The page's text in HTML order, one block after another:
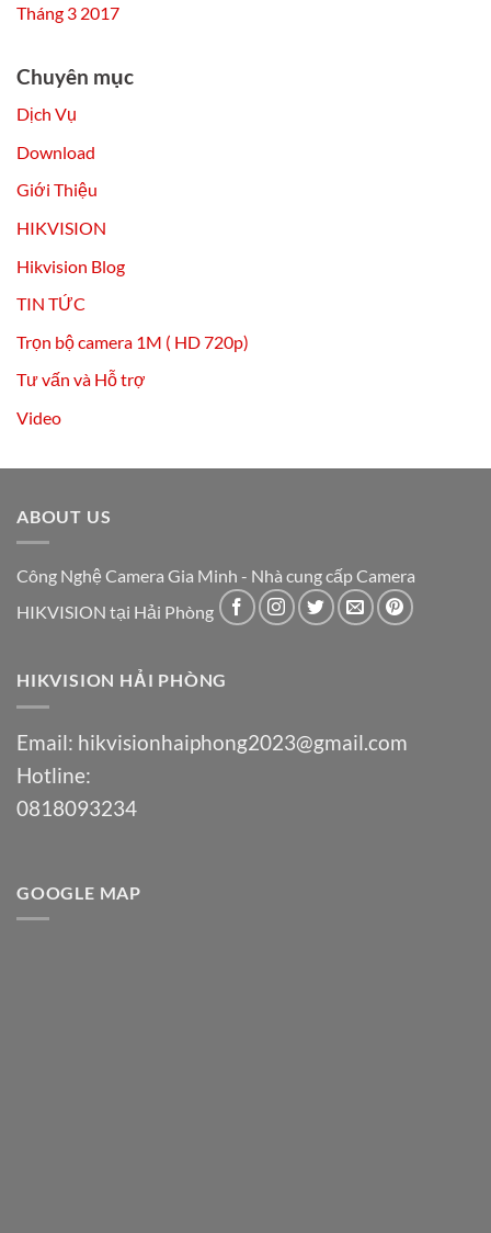
Tháng 3 2017
Chuyên mục
Dịch Vụ
Download
Giới Thiệu
HIKVISION
Hikvision Blog
TIN TỨC
Trọn bộ camera 1M ( HD 720p)
Tư vấn và Hỗ trợ
Video
ABOUT US
Công Nghệ Camera Gia Minh - Nhà cung cấp Camera
HIKVISION tại Hải Phòng
HIKVISION HẢI PHÒNG
Email: hikvisionhaiphong2023@gmail.com
Hotline:
0818093234
GOOGLE MAP